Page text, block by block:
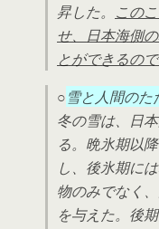
昇した。 この
せ、日本海側
とができるので
○雪と人間のた
冬の雪は、日
る。晩氷期以
し、後氷期に
物のみでなく
を与えた。後